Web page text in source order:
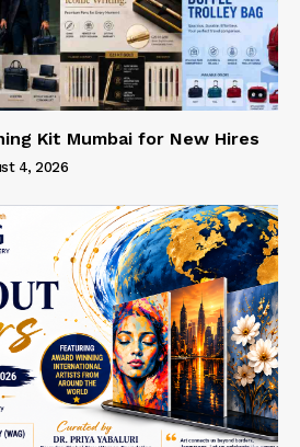
Kit Mumbai for New Hires
4, 2026